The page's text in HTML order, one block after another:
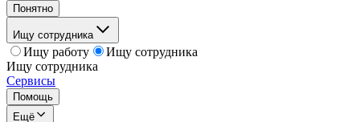
Понятно
Ищу сотрудника
Ищу работу
Ищу сотрудника
Ищу сотрудника
Сервисы
Помощь
Ещё